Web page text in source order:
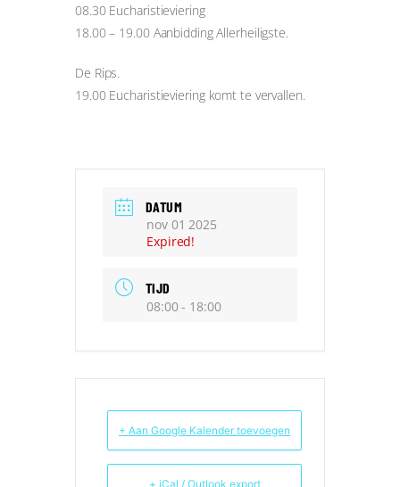
08.30 Eucharistieviering
18.00 – 19.00 Aanbidding Allerheiligste.
De Rips.
19.00 Eucharistieviering komt te vervallen.
DATUM
nov 01 2025
Expired!
TIJD
08:00 - 18:00
+ Aan Google Kalender toevoegen
+ iCal / Outlook export